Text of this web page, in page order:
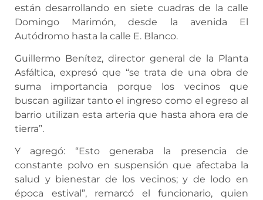
están desarrollando en siete cuadras de la calle
Domingo Marimón, desde la avenida El
Autódromo hasta la calle E. Blanco.
Guillermo Benítez, director general de la Planta
Asfáltica, expresó que “se trata de una obra de
suma importancia porque los vecinos que
buscan agilizar tanto el ingreso como el egreso al
barrio utilizan esta arteria que hasta ahora era de
tierra”.
Y agregó: “Esto generaba la presencia de
constante polvo en suspensión que afectaba la
salud y bienestar de los vecinos; y de lodo en
época estival”, remarcó el funcionario, quien